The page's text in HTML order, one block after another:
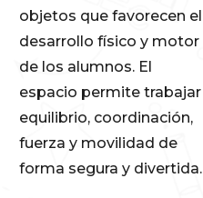
objetos que favorecen el
desarrollo físico y motor
de los alumnos. El
espacio permite trabajar
equilibrio, coordinación,
fuerza y movilidad de
forma segura y divertida.